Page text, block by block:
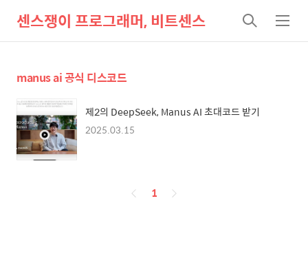
센스쟁이 프로그래머, 비트센스
검
색
메
뉴
manus ai 공식 디스코드
제2의 DeepSeek, Manus AI 초대코드 받기
2025.03.15
페
1